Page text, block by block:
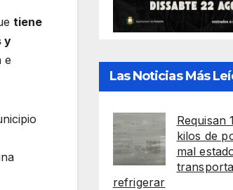
tiene
y
e
Las Noticias Más
Requisan
kilos de
mal
refrigerar